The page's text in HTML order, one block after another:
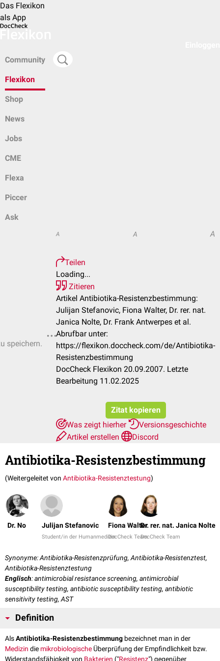
Das Flexikon
als App
Community
Flexikon
Shop
News
Jobs
CME
Flexa
Piccer
Ask
speichern.
A A A
Teilen
Loading...
Zitieren
Artikel Antibiotika-Resistenzbestimmung:
Julijan Stefanovic, Fiona Walter, Dr. rer. nat.
Janica Nolte, Dr. Frank Antwerpes et al.
Abrufbar unter:
https://flexikon.doccheck.com/de/Antibiotika-
Resistenzbestimmung
DocCheck Flexikon 20.09.2007. Letzte
Bearbeitung 11.02.2025
Zitat kopieren
Was zeigt hierher
Versionsgeschichte
Artikel erstellen
Discord
Antibiotika-Resistenzbestimmung
(Weitergeleitet von Antibiotika-Resistenztestung)
Dr. No Julijan Stefanovic
Student/in der Humanmedizin
Fiona Walter
DocCheck Team
Dr. rer. nat. Janica Nolte
DocCheck Team
Synonyme: Antibiotika-Resistenzprüfung, Antibiotika-Resistenztest,
Antibiotika-Resistenztestung
Englisch: antimicrobial resistance screening, antimicrobial
susceptibility testing, antibiotic susceptibility testing, antibiotic
sensitivity testing, AST
Definition
AlsAntibiotika-Resistenzbestimmung bezeichnet man in der
Medizin die mikrobiologische Überprüfung der Empfindlichkeit bzw.
Widerstandsfähigkeit von Bakterien ("Resistenz") gegenüber